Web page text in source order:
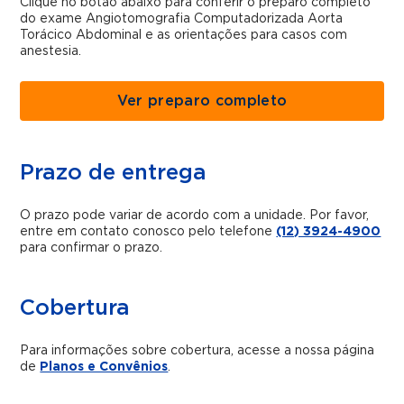
Clique no botão abaixo para conferir o preparo completo
do exame Angiotomografia Computadorizada Aorta
Torácico Abdominal e as orientações para casos com
anestesia.
Ver preparo completo
Prazo de entrega
O prazo pode variar de acordo com a unidade. Por favor,
entre em contato conosco pelo telefone (12) 3924-4900
para confirmar o prazo.
Cobertura
Para informações sobre cobertura, acesse a nossa página
de Planos e Convênios.